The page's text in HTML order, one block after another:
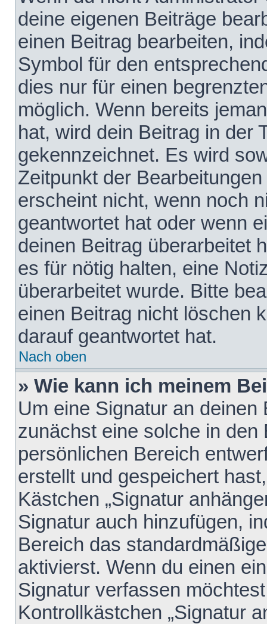
deine eigenen Beiträge
einen Beitrag bearbeiten,
Symbol für den
dies nur für einen
möglich. Wenn bereits
hat, wird dein Beitrag in der
gekennzeichnet. Es wird
Zeitpunkt der
erscheint nicht, wenn noch
geantwortet hat oder wenn
deinen Beitrag überarbeitet
es für nötig halten, eine
überarbeitet wurde. Bitte
einen Beitrag nicht löschen
darauf geantwortet hat.
Nach oben
» Wie kann ich meinem
Um eine Signatur an
zunächst eine solche in den
persönlichen Bereich
erstellt und gespeichert
Kästchen „Signatur
Signatur auch hinzufügen,
Bereich das
aktivierst. Wenn du einen
Signatur verfassen
Kontrollkästchen „Signatur